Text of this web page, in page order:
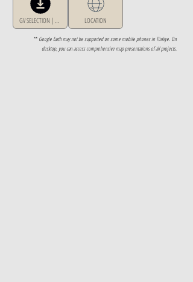
LOCATION
** Google Earth may not be supported on some mobile phones in Türkiye. On
desktop, you can access comprehensive map presentations of all projects.